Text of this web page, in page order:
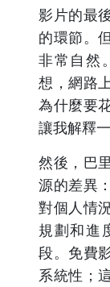
影片的最
的環節。
非常自然
想，網路
為什麼要
讓我解釋
然後，巴
源的差異
對個人情
規劃和進
段。免費
系統性；